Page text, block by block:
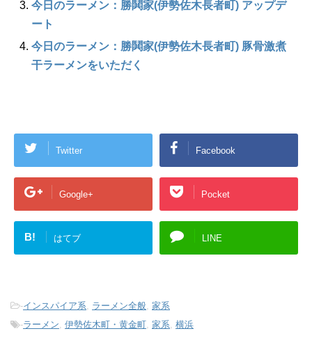
今日のラーメン：勝鬨家(伊勢佐木長者町) アップデ
ート
今日のラーメン：勝鬨家(伊勢佐木長者町) 豚骨激煮
干ラーメンをいただく
Twitter Facebook
Google+ Pocket
B! はてブ LINE
-インスパイア系, ラーメン全般, 家系
-ラーメン, 伊勢佐木町・黄金町, 家系, 横浜